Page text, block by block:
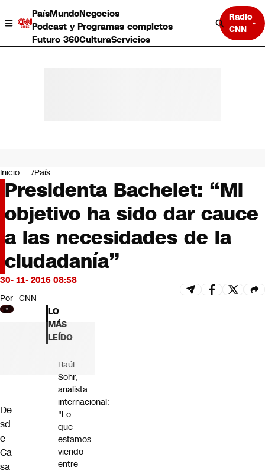
PaísMundoNegocios
Podcast y Programas completos
Futuro 360CulturaServicios
Radio
CNN
Negocios
Deportes
Programas completos
Cultura
Servicios
Bits
CNN tiempo
Futuro 360
Inicio País
Presidenta Bachelet: “Mi
objetivo ha sido dar cauce
a las necesidades de la
ciudadanía”
30- 11- 2016 08:58
Por CNN
De
sd
e
Ca
sa
LO
MÁS
LEÍDO
Raúl
Sohr,
analista
internacional:
"Lo
que
estamos
viendo
entre